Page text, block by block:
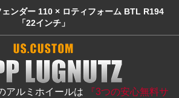
ェンダー 110 × ロティフォーム BTL R194
「22インチ」
アルミホイールは
『3つの安心無料サ